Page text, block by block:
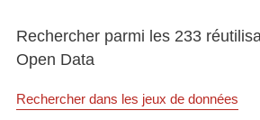
Rechercher parmi les 233
Open Data
Rechercher dans les jeux de données